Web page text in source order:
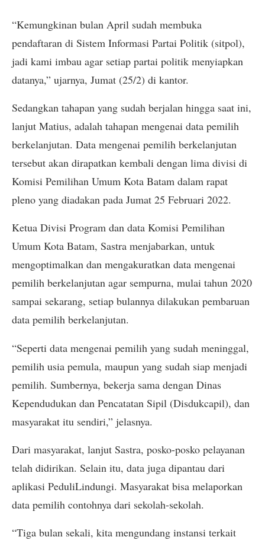
“Kemungkinan bulan April sudah membuka
pendaftaran di Sistem Informasi Partai Politik (sitpol),
jadi kami imbau agar setiap partai politik menyiapkan
datanya,” ujarnya, Jumat (25/2) di kantor.
Sedangkan tahapan yang sudah berjalan hingga saat ini,
lanjut Matius, adalah tahapan mengenai data pemilih
berkelanjutan. Data mengenai pemilih berkelanjutan
tersebut akan dirapatkan kembali dengan lima divisi di
Komisi Pemilihan Umum Kota Batam dalam rapat
pleno yang diadakan pada Jumat 25 Februari 2022.
Ketua Divisi Program dan data Komisi Pemilihan
Umum Kota Batam, Sastra menjabarkan, untuk
mengoptimalkan dan mengakuratkan data mengenai
pemilih berkelanjutan agar sempurna, mulai tahun 2020
sampai sekarang, setiap bulannya dilakukan pembaruan
data pemilih berkelanjutan.
“Seperti data mengenai pemilih yang sudah meninggal,
pemilih usia pemula, maupun yang sudah siap menjadi
pemilih. Sumbernya, bekerja sama dengan Dinas
Kependudukan dan Pencatatan Sipil (Disdukcapil), dan
masyarakat itu sendiri,” jelasnya.
Dari masyarakat, lanjut Sastra, posko-posko pelayanan
telah didirikan. Selain itu, data juga dipantau dari
aplikasi PeduliLindungi. Masyarakat bisa melaporkan
data pemilih contohnya dari sekolah-sekolah.
“Tiga bulan sekali, kita mengundang instansi terkait